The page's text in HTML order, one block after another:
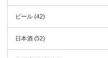
ビール (42)
日本酒 (52)